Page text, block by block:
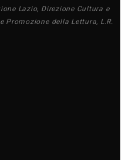
Lazio, Direzione Cultura e
Promozione della Lettura, L.R.